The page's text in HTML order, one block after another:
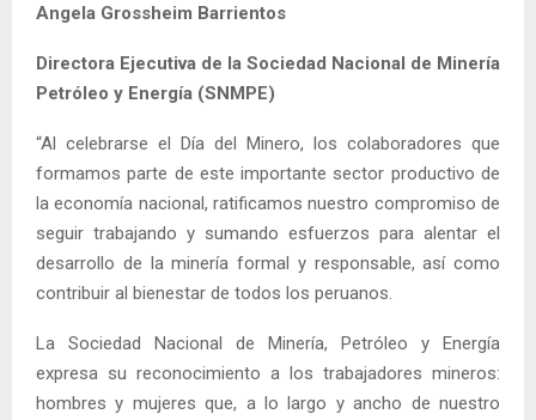
Angela Grossheim Barrientos
Directora Ejecutiva de la Sociedad Nacional de Minería
Petróleo y Energía (SNMPE)
“Al celebrarse el Día del Minero, los colaboradores que
formamos parte de este importante sector productivo de
la economía nacional, ratificamos nuestro compromiso de
seguir trabajando y sumando esfuerzos para alentar el
desarrollo de la minería formal y responsable, así como
contribuir al bienestar de todos los peruanos.
La Sociedad Nacional de Minería, Petróleo y Energía
expresa su reconocimiento a los trabajadores mineros:
hombres y mujeres que, a lo largo y ancho de nuestro